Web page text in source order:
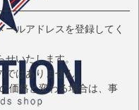
ールアドレスを登録してく
せいたします。
はありません。
価格と変わる場合は、事